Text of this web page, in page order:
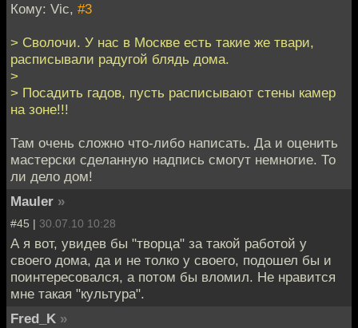
Кому: Vic, #3
> Сволочи. У нас в Москве есть такие же твари,
расписывали радугой блядь дома.
>
> Посадить гадов, пусть расписывают стены камер
на зоне!!!
Там очень сложно что-либо написать. Да и оценить
мастерски сделанную надпись смогут немногие. То
ли дело дом!
Mauler »
#45 | 30.07.10 10:28
А я вот, увидев бы "творца" за такой работой у
своего дома, да и не толко у своего, подошел бы и
поинтересовался, а потом бы вломил. Не нравится
мне такая "культура".
Fred_K »